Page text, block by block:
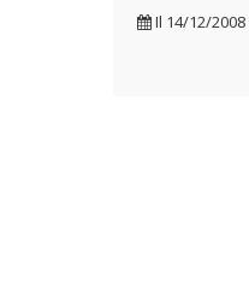
Il 14/12/2008